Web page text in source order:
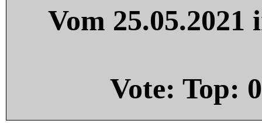
Vom
Vote: Top: 0